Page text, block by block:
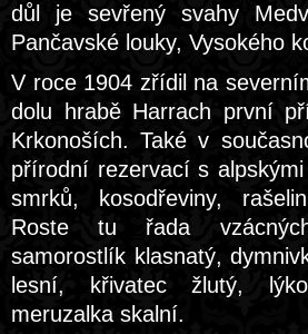
důl je sevřený svahy
Pančavské louky, Vysokého
V roce 1904 zřídil na
dolu hrabě Harrach první
Krkonoších. Také v
přírodní rezervací s
smrků, kosodřeviny,
Roste tu řada
samorostlík klasnatý,
lesní, křivatec žlutý,
meruzalka skalní.